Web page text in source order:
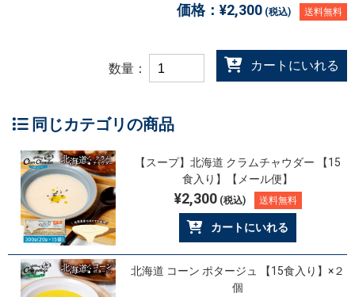
価格： ¥2,300 (税込) 送料無料
数量： カートにいれる
同じカテゴリの商品
【スープ】北海道 クラムチャウダー 【15
食入り】【メール便】
¥2,300(税込) 送料無料
カートにいれる
北海道 コーン ポタージュ 【15食入り】×２
個